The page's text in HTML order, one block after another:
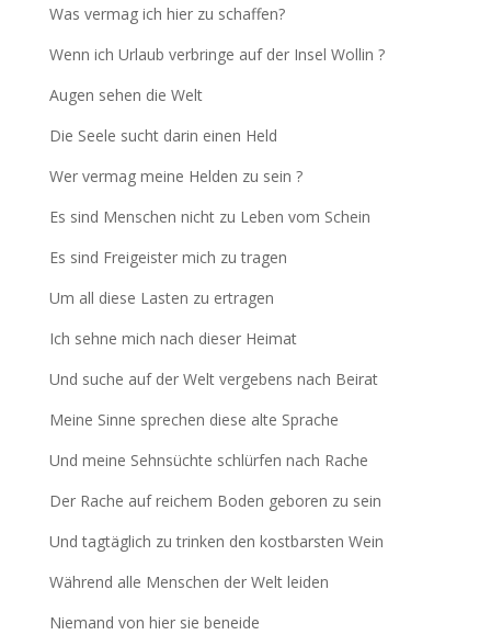
Was vermag ich hier zu schaffen?
Wenn ich Urlaub verbringe auf der Insel Wollin ?
Augen sehen die Welt
Die Seele sucht darin einen Held
Wer vermag meine Helden zu sein ?
Es sind Menschen nicht zu Leben vom Schein
Es sind Freigeister mich zu tragen
Um all diese Lasten zu ertragen
Ich sehne mich nach dieser Heimat
Und suche auf der Welt vergebens nach Beirat
Meine Sinne sprechen diese alte Sprache
Und meine Sehnsüchte schlürfen nach Rache
Der Rache auf reichem Boden geboren zu sein
Und tagtäglich zu trinken den kostbarsten Wein
Während alle Menschen der Welt leiden
Niemand von hier sie beneide